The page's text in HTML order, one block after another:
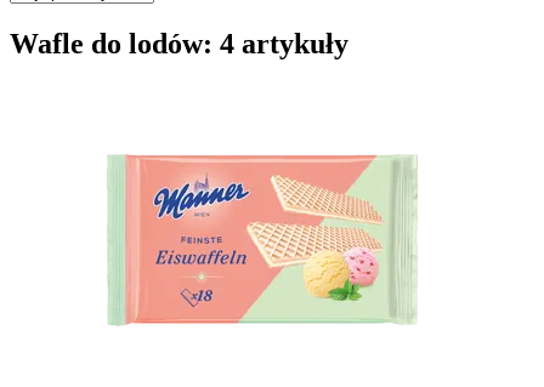
Wafle do lodów: 4 artykuły